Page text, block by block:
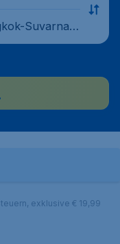
Suvarnab
exklusive € 19,99